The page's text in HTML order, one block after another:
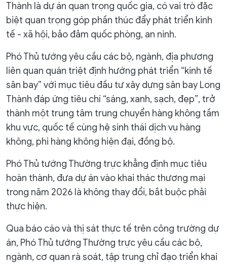
Thành là dự án quan trọng quốc gia, có vai trò đặc
biệt quan trọng góp phần thúc đẩy phát triển kinh
tế - xã hội, bảo đảm quốc phòng, an ninh.
Phó Thủ tướng yêu cầu các bộ, ngành, địa phương
liên quan quán triệt định hướng phát triển “kinh tế
sân bay” với mục tiêu đầu tư xây dựng sân bay Long
Thành đáp ứng tiêu chí “sáng, xanh, sạch, đẹp”, trở
thành một trung tâm trung chuyển hàng không tầm
khu vực, quốc tế cùng hệ sinh thái dịch vụ hàng
không, phi hàng không hiện đại, đồng bộ.
Phó Thủ tướng Thường trực khẳng định mục tiêu
hoàn thành, đưa dự án vào khai thác thương mại
trong năm 2026 là không thay đổi, bắt buộc phải
thực hiện.
Qua báo cáo và thị sát thực tế trên công trường dự
án, Phó Thủ tướng Thường trực yêu cầu các bộ,
ngành, cơ quan rà soát, tập trung chỉ đạo triển khai